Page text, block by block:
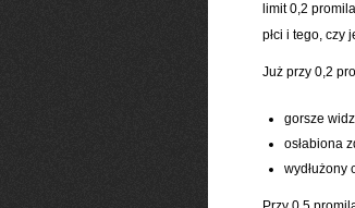
limit 0,2
płci i tego, czy
Już przy 0,2
gorsze
osłabiona
wydłużony